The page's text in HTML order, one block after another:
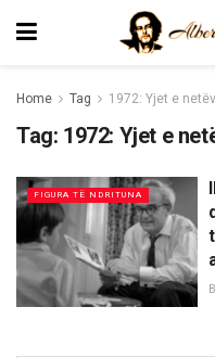
Home Tag 1972: Yjet e
Tag: 1972: Yjet e
FIGURA TË NDRITUNA